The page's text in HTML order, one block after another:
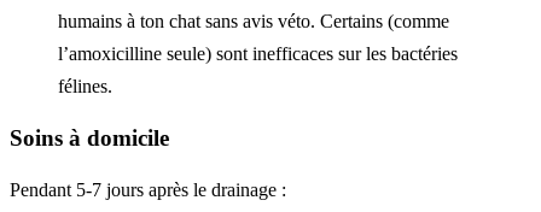
humains à ton chat sans avis véto. Certains (comme
l’amoxicilline seule) sont inefficaces sur les bactéries
félines.
Soins à domicile
Pendant 5-7 jours après le drainage :